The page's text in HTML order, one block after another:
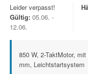
Leider verpasst!
Gültig: 05.06. -
12.06.
850 W, 2-TaktMotor,
mm, Leichtstartsystem